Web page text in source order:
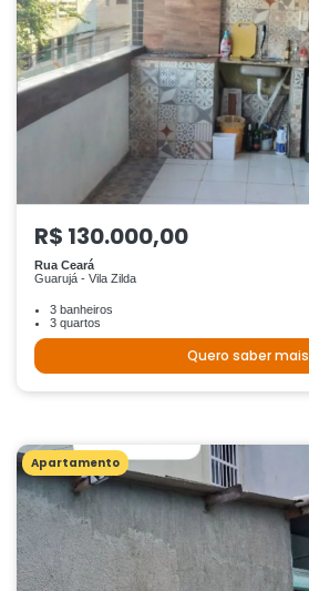
R$ 130.000,00
Rua Ceará
Guarujá - Vila Zilda
3 banheiros
3 quartos
Quero saber mais
Apartamento